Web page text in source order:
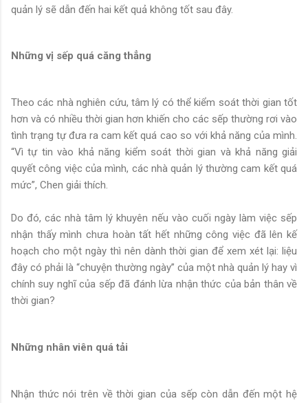
quản lý sẽ dẫn đến hai kết quả không tốt sau đây.
Những vị sếp quá căng thẳng
Theo các nhà nghiên cứu, tâm lý có thể kiểm soát thời gian tốt
hơn và có nhiều thời gian hơn khiến cho các sếp thường rơi vào
tình trạng tự đưa ra cam kết quá cao so với khả năng của mình.
“Vì tự tin vào khả năng kiểm soát thời gian và khả năng giải
quyết công việc của mình, các nhà quản lý thường cam kết quá
mức”, Chen giải thích.
Do đó, các nhà tâm lý khuyên nếu vào cuối ngày làm việc sếp
nhận thấy mình chưa hoàn tất hết những công việc đã lên kế
hoạch cho một ngày thì nên dành thời gian để xem xét lại: liệu
đây có phải là “chuyện thường ngày” của một nhà quản lý hay vì
chính suy nghĩ của sếp đã đánh lừa nhận thức của bản thân về
thời gian?
Những nhân viên quá tải
Nhận thức nói trên về thời gian của sếp còn dẫn đến một hệ